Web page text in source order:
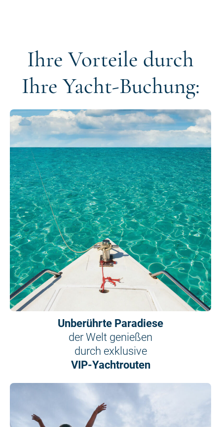
Ihre Vorteile durch
Ihre Yacht-Buchung:
Unberührte Paradiese
der Welt genießen
durch exklusive
VIP-Yachtrouten